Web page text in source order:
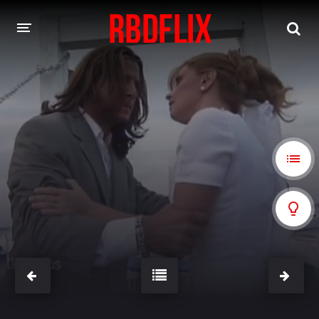
HOME
REBELDE
Rebelde: En Español
Alfonso Herrera Anahí
Christian Chávez Christopher Von Uckermann